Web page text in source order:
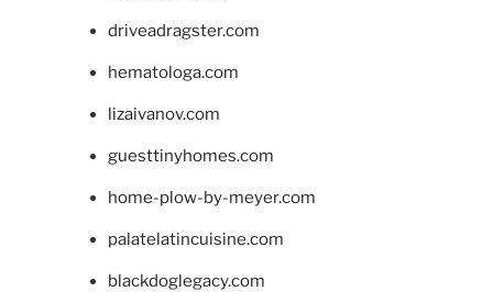
driveadragster.com
hematologa.com
lizaivanov.com
guesttinyhomes.com
home-plow-by-meyer.com
palatelatincuisine.com
blackdoglegacy.com